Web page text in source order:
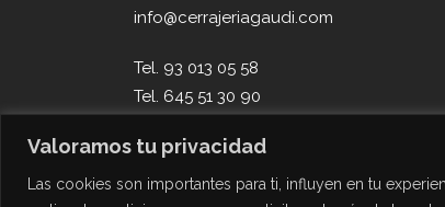
Valoramos tu privacidad
Las cookies son importantes para ti, influyen en tu
info@cerrajeriagaudi.com
Tel. 93 013 05 58
Tel. 645 51 30 90